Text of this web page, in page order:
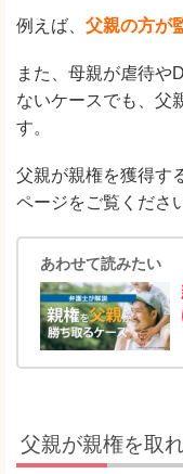
例えば、 父親の方が
また、母親が虐待や
ないケースでも、父
す。
父親が親権を獲得す
ページをご覧くださ
あわせて読みたい
父親が親権を取